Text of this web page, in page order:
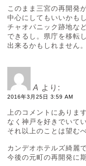
このまま三宮の再開発
中心にしてもいいかも
チャオパニック跡地な
できるし。県庁を移転
出来るかもしれません。
A より:
2016年3月25日 3:59 AM
上のコメントにありま
なく神戸を好きでいて
それ以上のことは望む
カンデオホテルズ綺麗
今後の元町の再開発に